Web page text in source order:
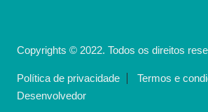
Copyrights © 2022. Todos os direitos
Política de privacidade
Termos e
Desenvolvedor